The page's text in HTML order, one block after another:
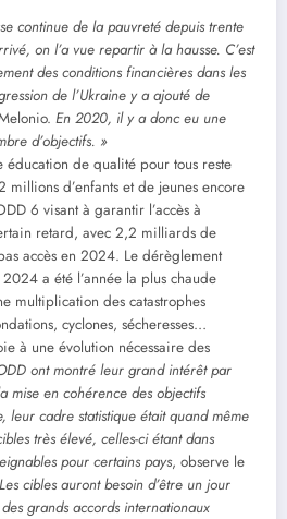
continue de la pauvreté depuis trente
on l’a vue repartir à la hausse. C’est
des conditions financières dans les
de l’Ukraine y a ajouté de
En 2020, il y a donc eu une
d’objectifs. »
éducation de qualité pour tous reste
d’enfants et de jeunes encore
6 visant à garantir l’accès à
retard, avec 2,2 milliards de
accès en 2024. Le dérèglement
a été l’année la plus chaude
multiplication des catastrophes
cyclones, sécheresses…
à une évolution nécessaire des
ont montré leur grand intérêt par
mise en cohérence des objectifs
leur cadre statistique était quand même
très élevé, celles-ci étant dans
pour certains pays, observe le
cibles auront besoin d’être un jour
grands accords internationaux